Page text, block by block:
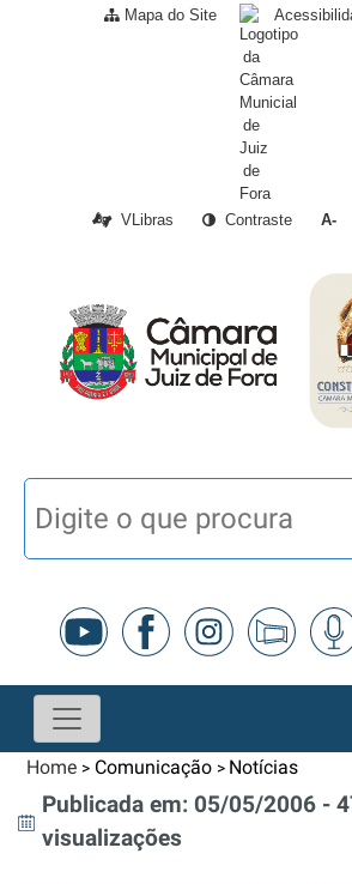
Mapa do Site
VLibras Contraste A-
Home > Comunicação > Notícias
Publicada em: 05/05/2006 -
visualizações